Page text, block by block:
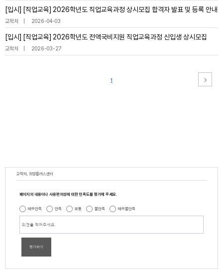
[입시] [직업교육] 2026학년도 직업교육과정 상시모집 합격자 발표 및 등록 안내
교학처 2026-04-03
[입시] [직업교육] 2026학년도 전액국비지원 직업교육과정 신입생 상시모집
교학처 2026-03-27
1
교학처, 희망플러스센터
페이지의 내용이나 사용편의성에 대한 만족도를 평가해 주세요.
매우만족 만족 보통 불만족 매우불만족
평가하기